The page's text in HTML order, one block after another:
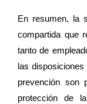
En resumen, la
compartida que
tanto de
las
prevención son
protección de